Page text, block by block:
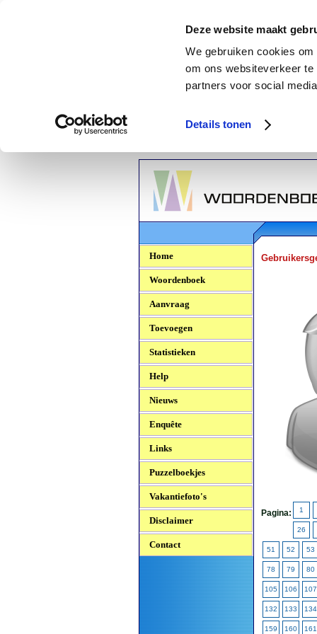
Deze website maakt
We gebruiken cookies
om ons websiteverkeer
partners voor social
Details tonen
Woordenboek.NU
Home
Woordenboek
Aanvraag
Toevoegen
Statistieken
Help
Nieuws
Enquête
Links
Puzzelboekjes
Vakantiefoto's
Disclaimer
Contact
Pagina: 1
26
51 52 53
78 79 80
105 106 107
132 133 134
159 160 161